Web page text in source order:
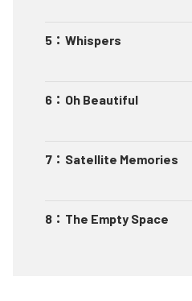
5 ： Whispers
6 ： Oh Beautiful
7 ： Satellite Memories
8 ： The Empty Space